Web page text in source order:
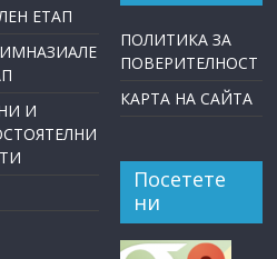
ЕТАП
И
ПОЛИТИКА ЗА
ПОВЕРИТЕЛНОСТ
КАРТА НА САЙТА
Посетете
ни